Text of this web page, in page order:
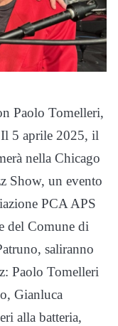
Paolo Tomelleri,
Il 5 aprile 2025, il
nella Chicago
Show, un evento
PCA APS
del Comune di
saliranno
Paolo Tomelleri
Gianluca
alla batteria,